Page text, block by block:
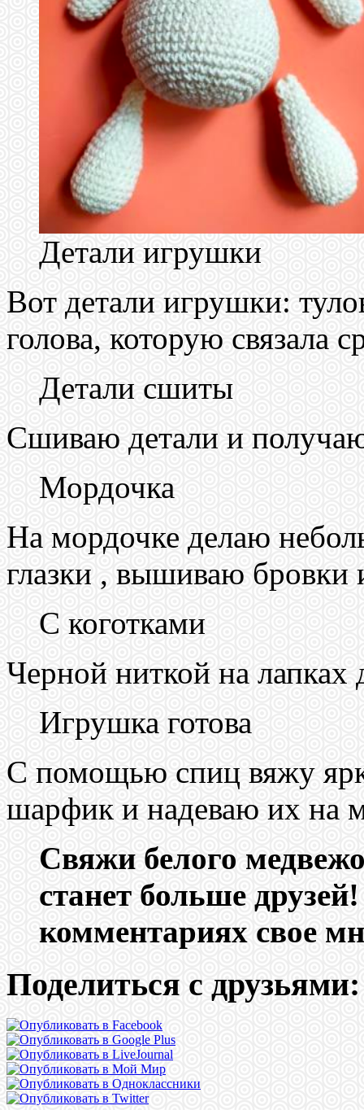
Детали игрушки
Вот детали игрушки:
голова, которую связала
Детали сшиты
Сшиваю детали и
Мордочка
На мордочке делаю
глазки , вышиваю бровки
С коготками
Черной ниткой на
Игрушка готова
С помощью спиц вяжу
шарфик и надеваю их на
Свяжи белого
станет больше
комментариях свое
Поделиться с друзьями: